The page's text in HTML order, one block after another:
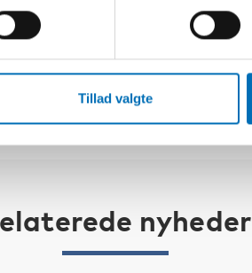
Tillad valgte
Bengt Andersson.
nyheder